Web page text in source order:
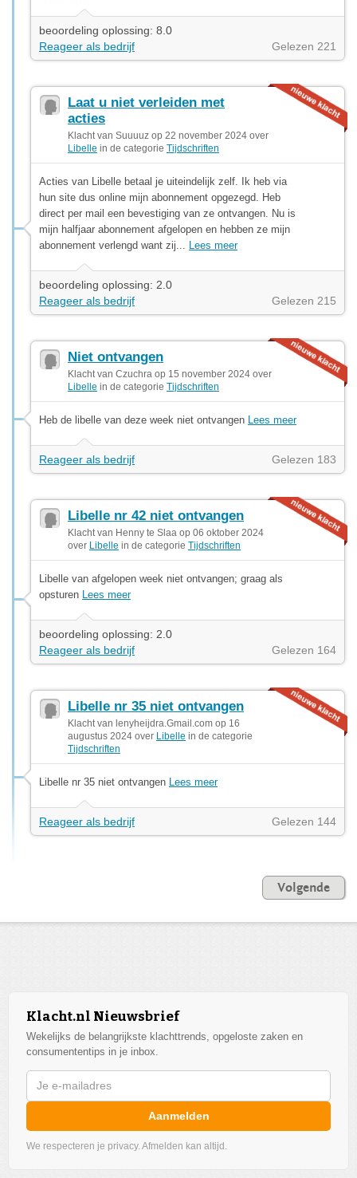
beoordeling oplossing: 8.0
Reageer als bedrijf
Gelezen 221
Laat u niet verleiden met
acties
Klacht van Suuuuz op 22 november 2024 over
Libelle in de categorie Tijdschriften
Acties van Libelle betaal je uiteindelijk zelf. Ik heb via
hun site dus online mijn abonnement opgezegd. Heb
direct per mail een bevestiging van ze ontvangen. Nu is
mijn halfjaar abonnement afgelopen en hebben ze mijn
abonnement verlengd want zij... Lees meer
beoordeling oplossing: 2.0
Reageer als bedrijf
Gelezen 215
Niet ontvangen
Klacht van Czuchra op 15 november 2024 over
Libelle in de categorie Tijdschriften
Heb de libelle van deze week niet ontvangen Lees meer
Reageer als bedrijf Gelezen 183
Libelle nr 42 niet ontvangen
Klacht van Henny te Slaa op 06 oktober 2024
over Libelle in de categorie Tijdschriften
Libelle van afgelopen week niet ontvangen; graag als
opsturen Lees meer
beoordeling oplossing: 2.0
Reageer als bedrijf
Gelezen 164
Libelle nr 35 niet ontvangen
Klacht van lenyheijdra.Gmail.com op 16
augustus 2024 over Libelle in de categorie
Tijdschriften
Libelle nr 35 niet ontvangen Lees meer
Reageer als bedrijf Gelezen 144
Volgende
Klacht.nl Nieuwsbrief
Wekelijks de belangrijkste klachttrends, opgeloste zaken en
consumententips in je inbox.
Aanmelden
We respecteren je privacy. Afmelden kan altijd.